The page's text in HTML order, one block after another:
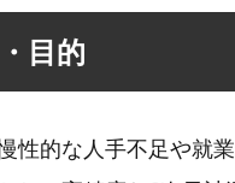
目的
性的な人手不足や就